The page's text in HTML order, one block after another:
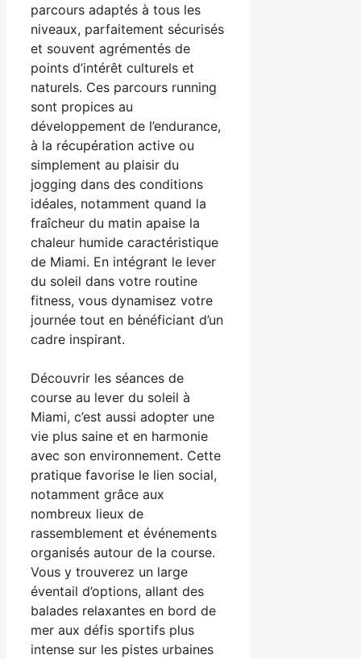
parcours adaptés à tous les
niveaux, parfaitement sécurisés
et souvent agrémentés de
points d’intérêt culturels et
naturels. Ces parcours running
sont propices au
développement de l’endurance,
à la récupération active ou
simplement au plaisir du
jogging dans des conditions
idéales, notamment quand la
fraîcheur du matin apaise la
chaleur humide caractéristique
de Miami. En intégrant le lever
du soleil dans votre routine
fitness, vous dynamisez votre
journée tout en bénéficiant d’un
cadre inspirant.
Découvrir les séances de
course au lever du soleil à
Miami, c’est aussi adopter une
vie plus saine et en harmonie
avec son environnement. Cette
pratique favorise le lien social,
notamment grâce aux
nombreux lieux de
rassemblement et événements
organisés autour de la course.
Vous y trouverez un large
éventail d’options, allant des
balades relaxantes en bord de
mer aux défis sportifs plus
intense sur les pistes urbaines